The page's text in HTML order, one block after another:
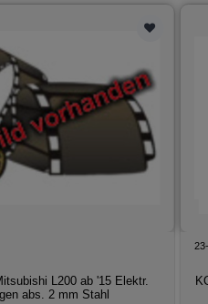
L200 ab '15 Elektr.
abs. 2 mm Stahl